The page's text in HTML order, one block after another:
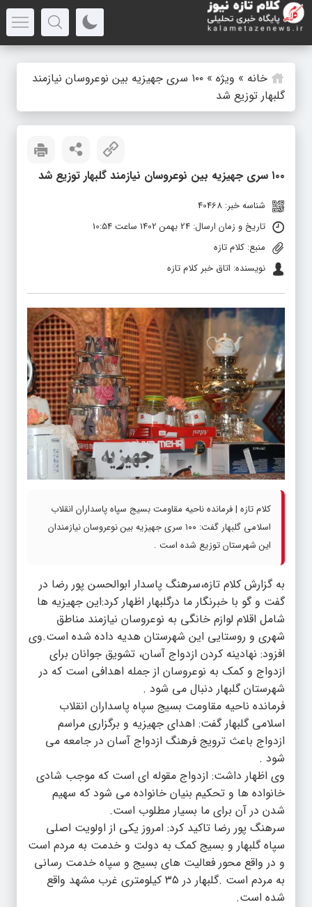
خانه » ویژه »
۱۰۰ سری جهیزیه بین نوعروسان نیازمند
گلبهار توزیع شد
۱۰۰ سری جهیزیه بین نوعروسان نیازمند گلبهار توزیع شد
شناسه خبر: 40468
تاریخ و زمان ارسال: 24 بهمن 1402 ساعت 10:54
منبع: کلام تازه
نویسنده: اتاق خبر کلام تازه
کلام تازه | فرمانده ناحیه مقاومت بسیج سپاه پاسداران انقلاب
اسلامی گلبهار گفت: ۱۰۰ سری جهیزیه بین نوعروسان نیازمندان
این شهرستان توزیع شده است .
به گزارش کلام تازه،سرهنگ پاسدار ابوالحسن پور رضا در
گفت و گو با خبرنگار ما درگلبهار اظهار کرد:این جهیزیه ها
شامل اقلام لوازم خانگی به نوعروسان نیازمند مناطق
شهری و روستایی این شهرستان هدیه داده شده است.وی
افزود: نهادینه کردن ازدواج آسان، تشویق جوانان برای
ازدواج و کمک به نوعروسان از جمله اهدافی است که در
شهرستان گلبهار دنبال می شود .
فرمانده ناحیه مقاومت بسیج سپاه پاسداران انقلاب
اسلامی گلبهار گفت: اهدای جهیزیه و برگزاری مراسم
ازدواج باعث ترویج فرهنگ ازدواج آسان در جامعه می
شود .
وی اظهار داشت: ازدواج مقوله ای است که موجب شادی
خانواده ها و تحکیم بنیان خانواده می شود که سهیم
شدن در آن برای ما بسیار مطلوب است.
سرهنگ پور رضا تاکید کرد: امروز یکی از اولویت اصلی
سپاه گلبهار و بسیج کمک به دولت و خدمت به مردم است
و در واقع محور فعالیت های بسیج و سپاه خدمت رسانی
به مردم است .گلبهار در ۳۵ کیلومتری غرب مشهد واقع
شده است.